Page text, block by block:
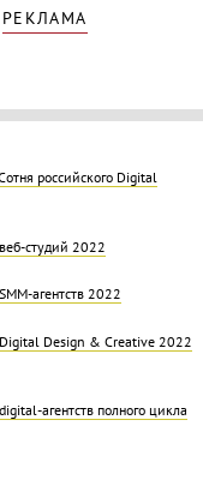
РЕКЛАМА
российского Digital
студий 2022
агентств 2022
Design & Creative 2022
агентств полного цикла